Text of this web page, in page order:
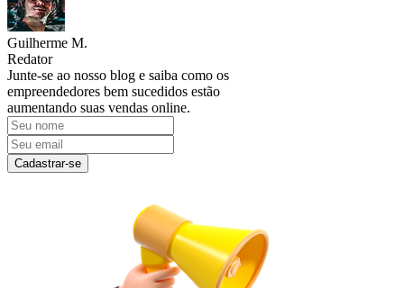
Guilherme M.
Redator
Junte-se ao nosso blog e saiba como os
empreendedores bem sucedidos estão
aumentando suas vendas online.
Cadastrar-se